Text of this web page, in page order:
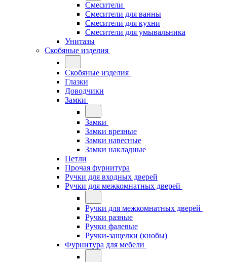
Смесители
Смесители для ванны
Смесители для кухни
Смесители для умывальника
Унитазы
Скобяные изделия
Скобяные изделия
Глазки
Доводчики
Замки
Замки
Замки врезные
Замки навесные
Замки накладные
Петли
Прочая фурнитура
Ручки для входных дверей
Ручки для межкомнатных дверей
Ручки для межкомнатных дверей
Ручки разные
Ручки фалевые
Ручки-защелки (кнобы)
Фурнитура для мебели